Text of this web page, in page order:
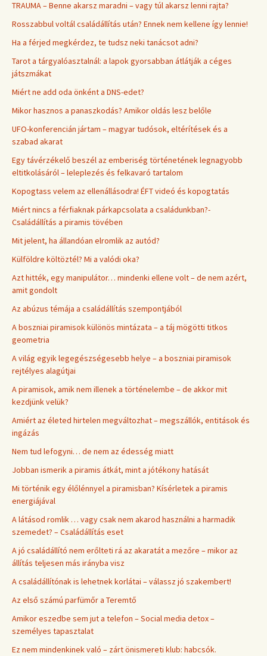
TRAUMA – Benne akarsz maradni – vagy túl akarsz lenni rajta?
Rosszabbul voltál családállítás után? Ennek nem kellene így lennie!
Ha a férjed megkérdez, te tudsz neki tanácsot adni?
Tarot a tárgyalóasztalnál: a lapok gyorsabban átlátják a céges
játszmákat
Miért ne add oda önként a DNS-edet?
Mikor hasznos a panaszkodás? Amikor oldás lesz belőle
UFO-konferencián jártam – magyar tudósok, eltérítések és a
szabad akarat
Egy távérzékelő beszél az emberiség történetének legnagyobb
eltitkolásáról – leleplezés és felkavaró tartalom
Kopogtass velem az ellenállásodra! ÉFT videó és kopogtatás
Miért nincs a férfiaknak párkapcsolata a családunkban?-
Családállítás a piramis tövében
Mit jelent, ha állandóan elromlik az autód?
Külföldre költöztél? Mi a valódi oka?
Azt hitték, egy manipulátor… mindenki ellene volt – de nem azért,
amit gondolt
Az abúzus témája a családállítás szempontjából
A boszniai piramisok különös mintázata – a táj mögötti titkos
geometria
A világ egyik legegészségesebb helye – a boszniai piramisok
rejtélyes alagútjai
A piramisok, amik nem illenek a történelembe – de akkor mit
kezdjünk velük?
Amiért az életed hirtelen megváltozhat – megszállók, entitások és
ingázás
Nem tud lefogyni… de nem az édesség miatt
Jobban ismerik a piramis átkát, mint a jótékony hatását
Mi történik egy élőlénnyel a piramisban? Kísérletek a piramis
energiájával
A látásod romlik … vagy csak nem akarod használni a harmadik
szemedet? – Családállítás eset
A jó családállító nem erőlteti rá az akaratát a mezőre – mikor az
állítás teljesen más irányba visz
A családállítónak is lehetnek korlátai – válassz jó szakembert!
Az első számú parfümőr a Teremtő
Amikor eszedbe sem jut a telefon – Social media detox –
személyes tapasztalat
Ez nem mindenkinek való – zárt önismereti klub: habcsók.